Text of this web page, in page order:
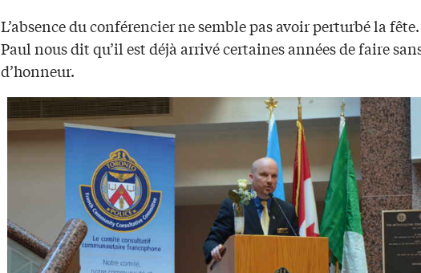
L’absence du conférencier ne semble pas avoir perturbé la fête.
Paul nous dit qu’il est déjà arrivé certaines années de faire
d’honneur.